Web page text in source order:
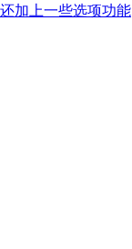
加上一些选项功能